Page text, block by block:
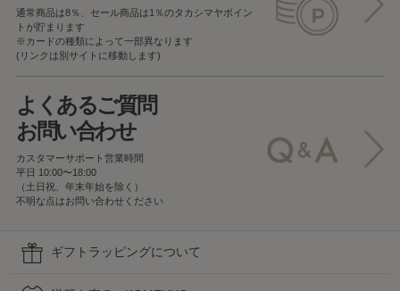
通常商品は8％、セール商品は1％のタカシマヤポイン
トが貯まります
※カードの種類によって一部異なります
(リンクは別サイトに移動します)
よくあるご質問
お問い合わせ
カスタマーサポート営業時間
平日 10:00〜18:00
（土日祝、年末年始を除く）
不明な点はお問い合わせください
ギフトラッピングについて